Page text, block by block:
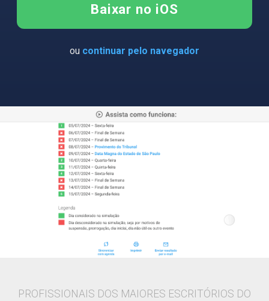
Baixar no iOS
ou continuar pelo navegador
PROFISSIONAIS DOS MAIORES ESCRITÓRIOS DO